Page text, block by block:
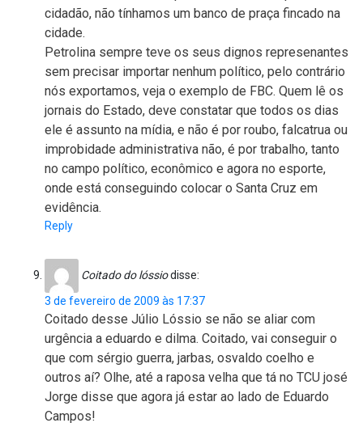
cidadão, não tínhamos um banco de praça fincado na
cidade.
Petrolina sempre teve os seus dignos represenantes
sem precisar importar nenhum político, pelo contrário
nós exportamos, veja o exemplo de FBC. Quem lê os
jornais do Estado, deve constatar que todos os dias
ele é assunto na mídia, e não é por roubo, falcatrua ou
improbidade administrativa não, é por trabalho, tanto
no campo político, econômico e agora no esporte,
onde está conseguindo colocar o Santa Cruz em
evidência.
Reply
Coitado do lóssiodisse:
3 de fevereiro de 2009 às 17:37
Coitado desse Júlio Lóssio se não se aliar com
urgência a eduardo e dilma. Coitado, vai conseguir o
que com sérgio guerra, jarbas, osvaldo coelho e
outros aí? Olhe, até a raposa velha que tá no TCU josé
Jorge disse que agora já estar ao lado de Eduardo
Campos!